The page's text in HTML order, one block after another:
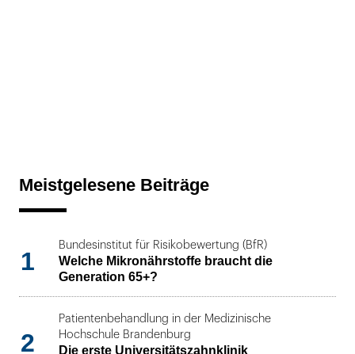
Meistgelesene Beiträge
1
Bundesinstitut für Risikobewertung (BfR)
Welche Mikronährstoffe braucht die
Generation 65+?
2
Patientenbehandlung in der Medizinische
Hochschule Brandenburg
Die erste Universitätszahnklinik